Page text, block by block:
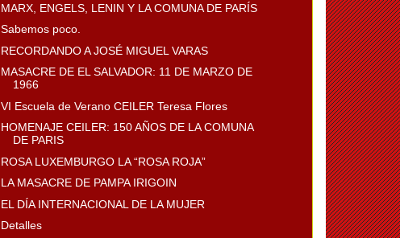
MARX, ENGELS, LENIN Y LA COMUNA DE PARÍS
Sabemos poco.
RECORDANDO A JOSÉ MIGUEL VARAS
MASACRE DE EL SALVADOR: 11 DE MARZO DE
1966
VI Escuela de Verano CEILER Teresa Flores
HOMENAJE CEILER: 150 AÑOS DE LA COMUNA
DE PARIS
ROSA LUXEMBURGO LA “ROSA ROJA”
LA MASACRE DE PAMPA IRIGOIN
EL DÍA INTERNACIONAL DE LA MUJER
Detalles